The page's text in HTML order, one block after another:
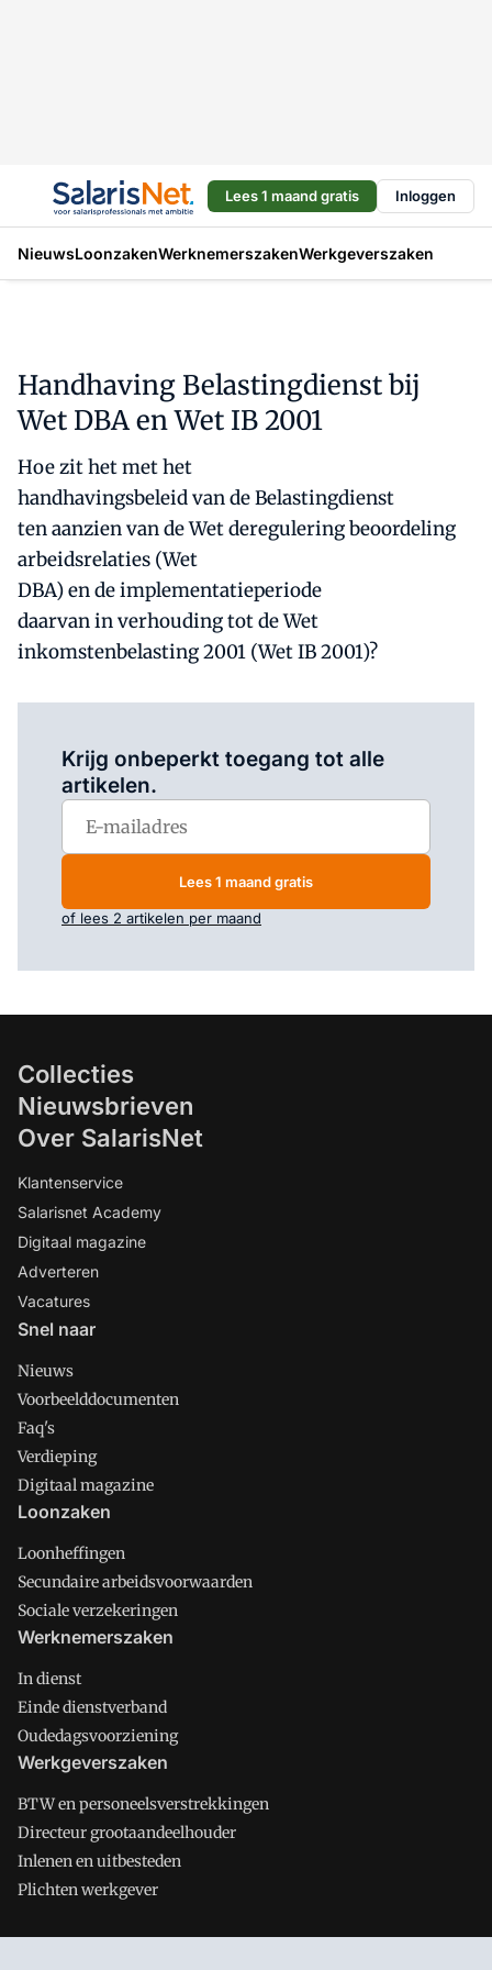
Lees 1 maand gratis Inloggen
NieuwsLoonzakenWerknemerszakenWerkgeverszaken
Handhaving Belastingdienst bij
Wet DBA en Wet IB 2001
Hoe zit het met het
handhavingsbeleid van de Belastingdienst
ten aanzien van de Wet deregulering beoordeling
arbeidsrelaties (Wet
DBA) en de implementatieperiode
daarvan in verhouding tot de Wet
inkomstenbelasting 2001 (Wet IB 2001)?
Krijg onbeperkt toegang tot alle
artikelen.
Lees 1 maand gratis
of lees 2 artikelen per maand
Collecties
Nieuwsbrieven
Over SalarisNet
Klantenservice
Salarisnet Academy
Digitaal magazine
Adverteren
Vacatures
Snel naar
Nieuws
Voorbeelddocumenten
Faq's
Verdieping
Digitaal magazine
Loonzaken
Loonheffingen
Secundaire arbeidsvoorwaarden
Sociale verzekeringen
Werknemerszaken
In dienst
Einde dienstverband
Oudedagsvoorziening
Werkgeverszaken
BTW en personeelsverstrekkingen
Directeur grootaandeelhouder
Inlenen en uitbesteden
Plichten werkgever